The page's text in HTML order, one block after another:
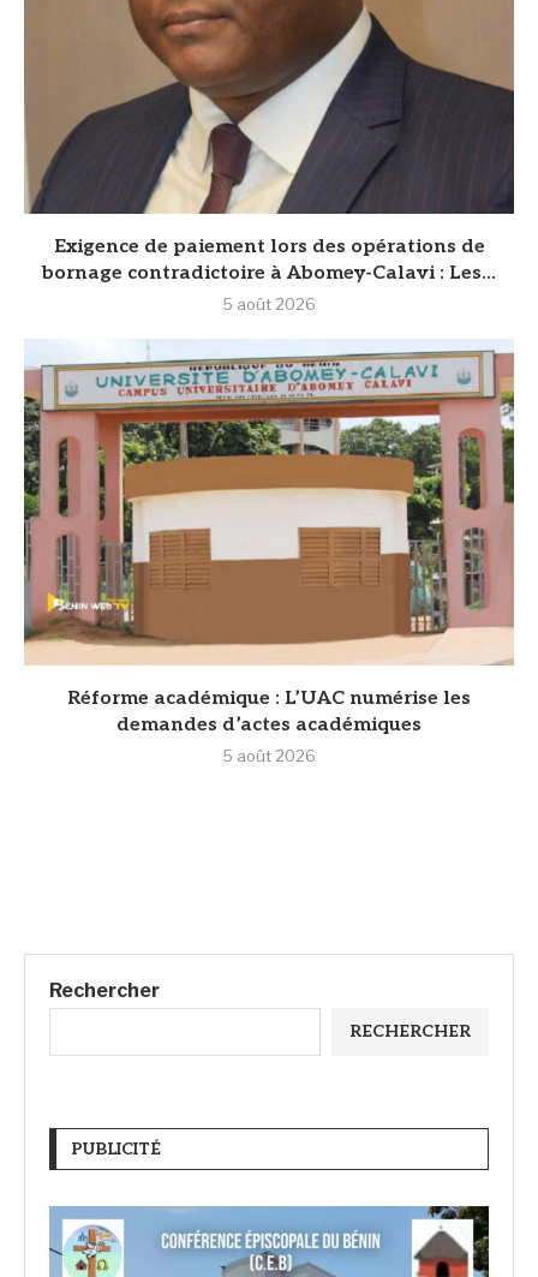
Exigence de paiement lors des opérations de
bornage contradictoire à Abomey-Calavi : Les...
5 août 2026
Réforme académique : L’UAC numérise les
demandes d’actes académiques
5 août 2026
Rechercher
RECHERCHER
PUBLICITÉ